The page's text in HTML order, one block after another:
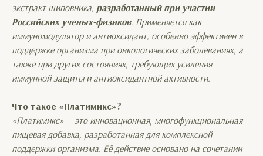
экстракт шиповника, разработанный при участии
Российских ученых-физиков. Применяется как
иммуномодулятор и антиоксидант, особенно эффективен в
поддержке организма при онкологических заболеваниях, а
также при других состояниях, требующих усиления
иммунной защиты и антиоксидантной активности.
Что такое «Платимикс»?
«Платимикс» — это инновационная, многофункциональная
пищевая добавка, разработанная для комплексной
поддержки организма. Её действие основано на сочетании